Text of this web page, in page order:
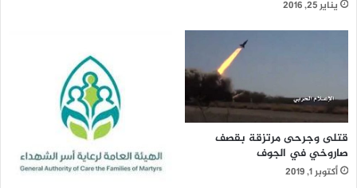
يناير 25, 2016
قتلى وجرحى مرتزقة بقصف
صاروخي في الجوف
أكتوبر 1, 2019